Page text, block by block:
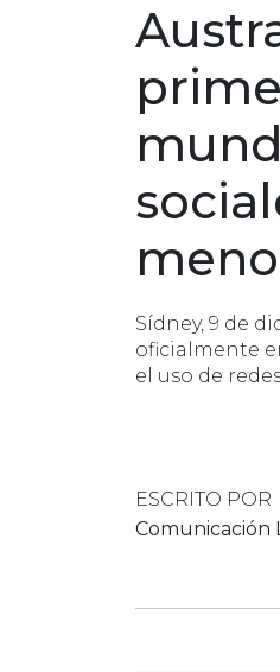
Sídney, 9 de
oficialmente
el uso de
ESCRITO POR
Comunicación